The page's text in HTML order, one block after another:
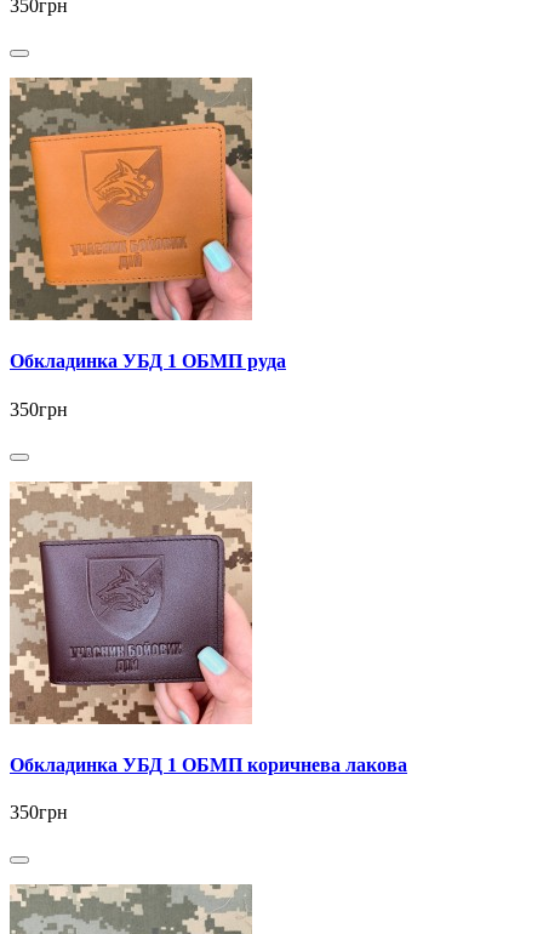
350грн
Обкладинка УБД 1 ОБМП руда
350грн
Обкладинка УБД 1 ОБМП коричнева лакова
350грн